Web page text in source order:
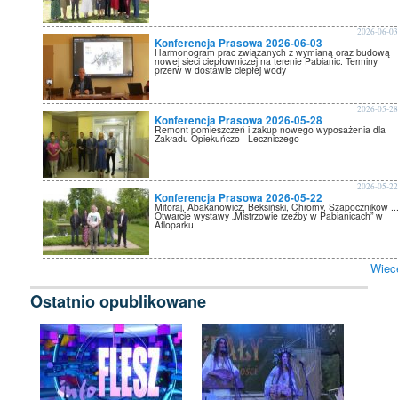
Konferencja Prasowa 2026-06-03
2026-06-03
Harmonogram prac związanych z wymianą oraz budową
nowej sieci ciepłowniczej na terenie Pabianic. Terminy
przerw w dostawie ciepłej wody
Konferencja Prasowa 2026-05-28
2026-05-28
Remont pomieszczeń i zakup nowego wyposażenia dla
Zakładu Opiekuńczo - Leczniczego
Konferencja Prasowa 2026-05-22
2026-05-22
Mitoraj, Abakanowicz, Beksiński, Chromy, Szapocznikow
Otwarcie wystawy „Mistrzowie rzeźby w Pabianicach” w
Afloparku
Ostatnio opublikowane